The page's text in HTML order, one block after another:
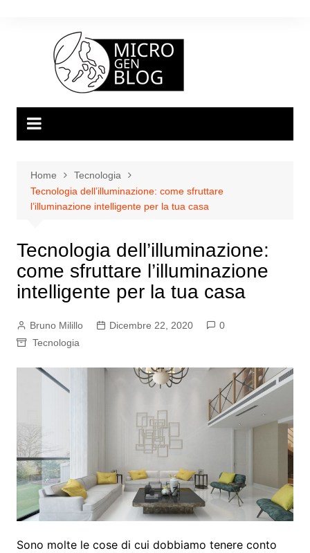
Home
Tecnologia
Tecnologia dell’illuminazione: come sfruttare
l’illuminazione intelligente per la tua casa
Tecnologia dell’illuminazione:
come sfruttare l’illuminazione
intelligente per la tua casa
Bruno Milillo Dicembre 22, 2020
0
Tecnologia
Sono molte le cose di cui dobbiamo tenere conto